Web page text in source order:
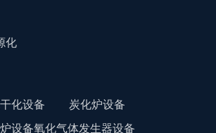
化
化设备
炭化炉设备
设备氧化气体发生器设备